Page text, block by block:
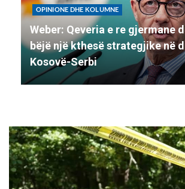
OPINIONE DHE KOLUMNE
Weber: Qeveria e re gjermane
bëjë një kthesë strategjike në
Kosovë-Serbi